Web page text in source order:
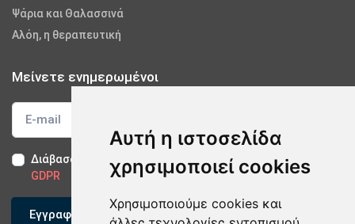
Αυτή η ιστοσελίδα
χρησιμοποιεί cookies
Χρησιμοποιούμε cookies και
Ψάρια και Θαλασσινά
Αλόη, η θεραπευτική
Μείνετε ενημερωμένοι
Διάβασα και αποδέχομαι τους Όρους Χρήσης -
Δήλωση
GDPR
Εγγραφείτε